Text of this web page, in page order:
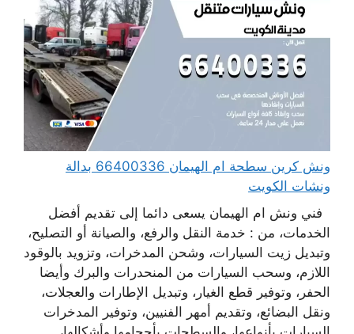
ونش كرين سطحة ام الهيمان 66400336 بدالة
ونشات الكويت
فني ونش ام الهيمان يسعى دائما إلى تقديم أفضل
الخدمات، من : خدمة النقل والرفع، والصيانة أو التصليح،
وتبديل زيت السيارات، وشحن المدخرات، وتزويد بالوقود
اللازم، وسحب السيارات من المنحدرات والبرك وأيضا
الحفر، وتوفير قطع الغيار، وتبديل الإطارات والعجلات،
ونقل البضائع، وتقديم أمهر الفنيين، وتوفير المدخرات